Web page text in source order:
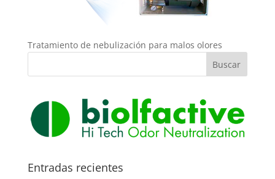
Tratamiento de nebulización para malos olores
Entradas recientes